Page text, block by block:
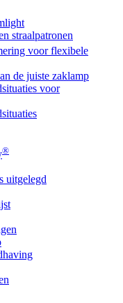
straalpatronen
voor flexibele
de juiste zaklamp
voor
®
uitgelegd